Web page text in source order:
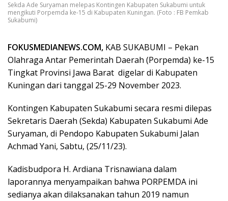
Sekda Ade Suryaman melepas Kontingen Kabupaten Sukabumi untuk
mengikuti Porpemda ke-15 di Kabupaten Kuningan. (Foto : FB Pemkab
Sukabumi)
FOKUSMEDIANEWS.COM, KAB SUKABUMI – Pekan
Olahraga Antar Pemerintah Daerah (Porpemda) ke-15
Tingkat Provinsi Jawa Barat digelar di Kabupaten
Kuningan dari tanggal 25-29 November 2023.
Kontingen Kabupaten Sukabumi secara resmi dilepas
Sekretaris Daerah (Sekda) Kabupaten Sukabumi Ade
Suryaman, di Pendopo Kabupaten Sukabumi Jalan
Achmad Yani, Sabtu, (25/11/23).
Kadisbudpora H. Ardiana Trisnawiana dalam
laporannya menyampaikan bahwa PORPEMDA ini
sedianya akan dilaksanakan tahun 2019 namun